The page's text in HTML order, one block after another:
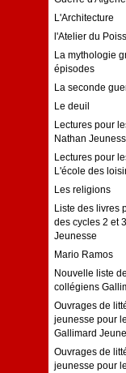
L'Architecture
l'Atelier du
La mythologie
épisodes
La seconde
Le deuil
Lectures pour
Nathan
Lectures pour
L'école des
Les religions
Liste des livres
des cycles 2 et
Jeunesse
Mario Ramos
Nouvelle liste
collégiens
Ouvrages de
jeunesse pour
Gallimard
Ouvrages de
jeunesse pour